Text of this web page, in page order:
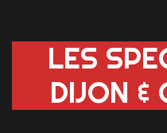
LES
DIJON &